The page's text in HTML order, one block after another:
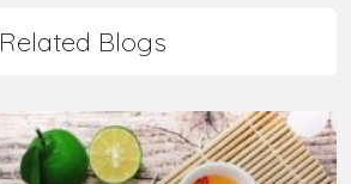
Related Blogs